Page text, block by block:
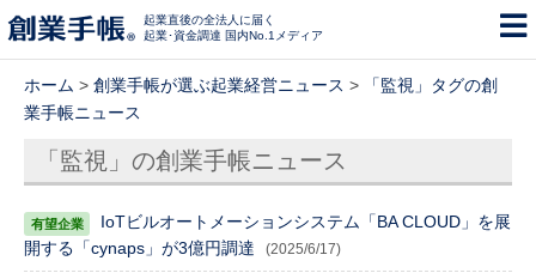
起業直後の全法人に届く
起業･資金調達 国内No.1メディア
ホーム > 創業手帳が選ぶ起業経営ニュース >
「監視」タグの創
業手帳ニュース
「監視」の創業手帳ニュース
IoTビルオートメーションシステム「BA CLOUD」を展
開する「cynaps」が3億円調達
(2025/6/17)